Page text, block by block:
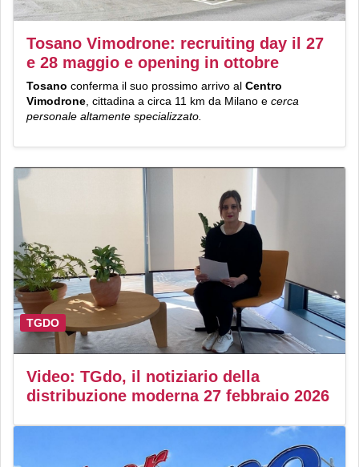
Tosano Vimodrone: recruiting day il 27
e 28 maggio e opening in ottobre
Tosano conferma il suo prossimo arrivo al Centro
Vimodrone , cittadina a circa 11 km da Milano e cerca
personale altamente specializzato.
TGDO
Video: TGdo, il notiziario della
distribuzione moderna 27 febbraio 2026